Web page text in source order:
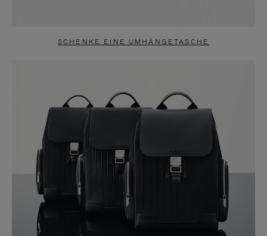
SCHENKE EINE UMHÄNGETASCHE